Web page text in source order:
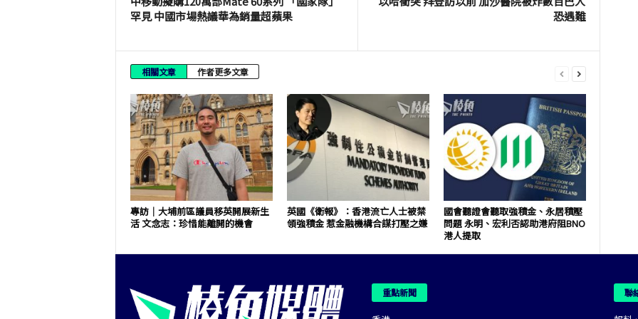
罕見 中國市場熱議華為銷量超蘋果
恐遇難
相關文章 作者更多文章
專訪｜大埔前區議員移英開展新生
活 文念志：珍惜能離開的機會
英國《衛報》：香港流亡人士被禁
領強積金 惹金融機構合謀打壓之嫌
國會聽證會聽取強積金、永居積壓
問題 永明、宏利否認助港府阻BNO
港人提取
重點新聞 聯